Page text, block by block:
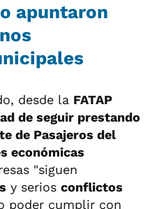
apuntaron
desde la FATAP
de seguir prestando
de Pasajeros del
económicas
"siguen
y serios conflictos
poder cumplir con